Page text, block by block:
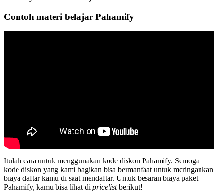
Contoh materi belajar Pahamify
Itulah cara untuk menggunakan kode diskon Pahamify. Semoga
kode diskon yang kami bagikan bisa bermanfaat untuk meringankan
biaya daftar kamu di saat mendaftar. Untuk besaran biaya paket
Pahamify, kamu bisa lihat di pricelistberikut!